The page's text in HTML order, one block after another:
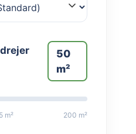
50
m²
m² 200 m²